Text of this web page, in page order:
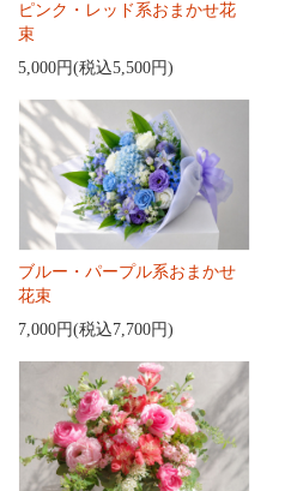
ピンク・レッド系おまかせ花
束
5,000円(税込5,500円)
ブルー・パープル系おまかせ
花束
7,000円(税込7,700円)